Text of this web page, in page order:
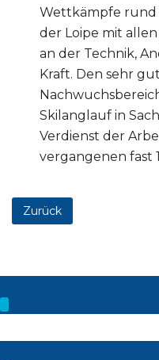
Wettkämpfe rund
der Loipe mit
an der Technik,
Kraft. Den sehr
Skilanglauf in
Verdienst der
vergangenen fast
Zurück